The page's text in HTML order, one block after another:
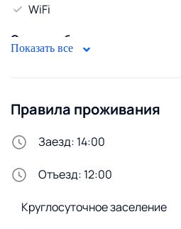
WiFi
Стирка и белье
Открытая парковка
Показать все
Правила проживания
Заезд: 14:00
Отъезд: 12:00
Круглосуточное заселение